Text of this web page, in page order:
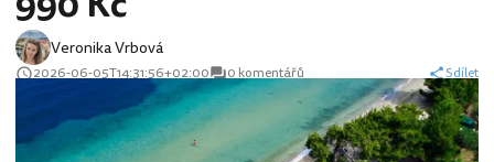
Veronika Vrbová
2026-06-05T14:31:56+02:00 0 komentářů Sdílet